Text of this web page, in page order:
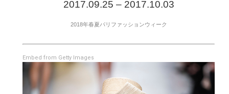
2017.09.25 – 2017.10.03
2018年春夏パリファッションウィーク
Embed from Getty Images